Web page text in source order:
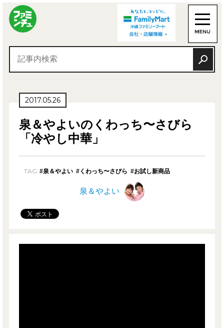
2017.05.26
泉＆やよいのくわっち〜さびら
「冷やし中華」
TAG: #泉＆やよい #くわっち〜さびら #お試し新商品
泉＆やよい